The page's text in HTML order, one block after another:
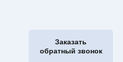
Заказать
обратный звонок